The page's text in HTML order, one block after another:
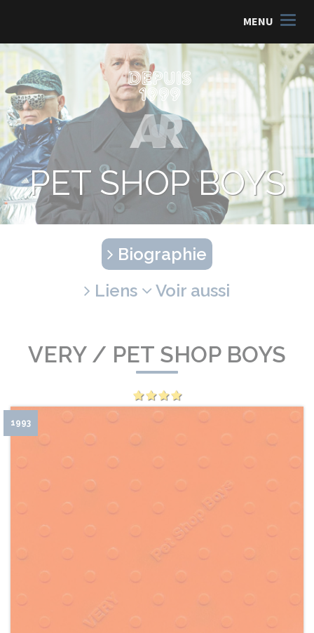
MENU
PET SHOP BOYS
Biographie
Liens
Voir aussi
VERY / PET SHOP BOYS
1993